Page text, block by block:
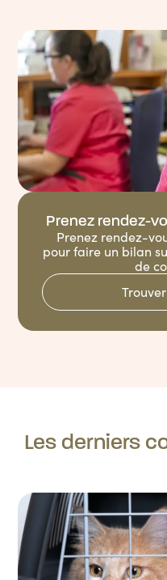
Prenez rendez-
Prenez rendez-
pour faire un bilan
de
Les derniers